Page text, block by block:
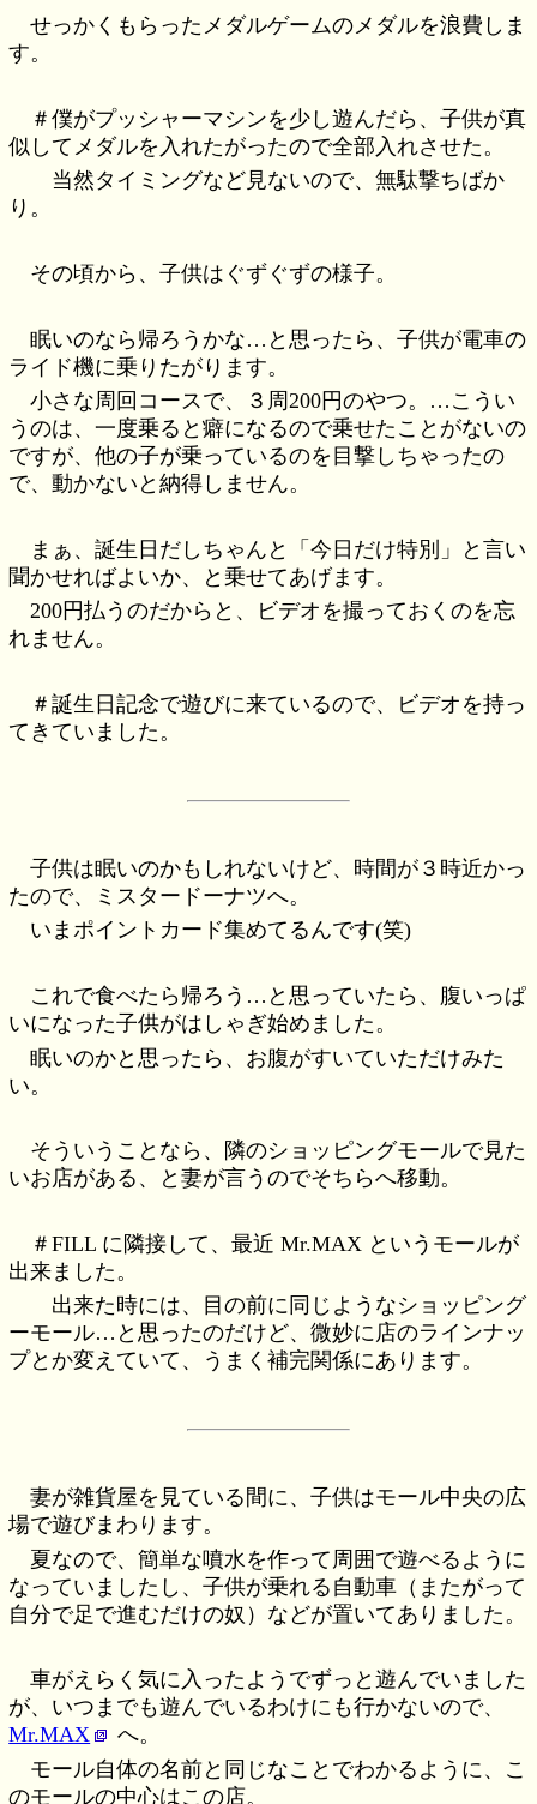
せっかくもらったメダルゲームのメダルを浪費しま
す。
＃僕がプッシャーマシンを少し遊んだら、子供が真
似してメダルを入れたがったので全部入れさせた。
当然タイミングなど見ないので、無駄撃ちばか
り。
その頃から、子供はぐずぐずの様子。
眠いのなら帰ろうかな…と思ったら、子供が電車の
ライド機に乗りたがります。
小さな周回コースで、３周200円のやつ。…こうい
うのは、一度乗ると癖になるので乗せたことがないの
ですが、他の子が乗っているのを目撃しちゃったの
で、動かないと納得しません。
まぁ、誕生日だしちゃんと「今日だけ特別」と言い
聞かせればよいか、と乗せてあげます。
200円払うのだからと、ビデオを撮っておくのを忘
れません。
＃誕生日記念で遊びに来ているので、ビデオを持っ
てきていました。
子供は眠いのかもしれないけど、時間が３時近かっ
たので、ミスタードーナツへ。
いまポイントカード集めてるんです(笑)
これで食べたら帰ろう…と思っていたら、腹いっぱ
いになった子供がはしゃぎ始めました。
眠いのかと思ったら、お腹がすいていただけみた
い。
そういうことなら、隣のショッピングモールで見た
いお店がある、と妻が言うのでそちらへ移動。
＃FILL に隣接して、最近 Mr.MAX というモールが
出来ました。
出来た時には、目の前に同じようなショッピング
ーモール…と思ったのだけど、微妙に店のラインナッ
プとか変えていて、うまく補完関係にあります。
妻が雑貨屋を見ている間に、子供はモール中央の広
場で遊びまわります。
夏なので、簡単な噴水を作って周囲で遊べるように
なっていましたし、子供が乗れる自動車（またがって
自分で足で進むだけの奴）などが置いてありました。
車がえらく気に入ったようでずっと遊んでいました
が、いつまでも遊んでいるわけにも行かないので、
Mr.MAX
へ。
モール自体の名前と同じなことでわかるように、こ
のモールの中心はこの店。